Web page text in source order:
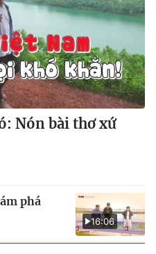
Nón bài thơ xứ
16:06
phá